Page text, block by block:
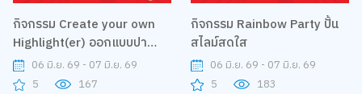
กิจกรรม Create your own
Highlight(er) ออกแบบปา
กกาไฮไลต์คุณ
06 มิ.ย. 69 - 07 มิ.ย. 69
5
167
กิจกรรม Rainbow Party ปั้น
สไลม์สดใส
06 มิ.ย. 69 - 07 มิ.ย. 69
5
183